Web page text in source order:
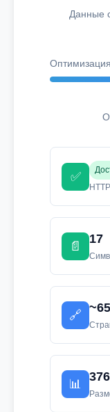
Данные
✅
📄
17
🔗
~65
📊